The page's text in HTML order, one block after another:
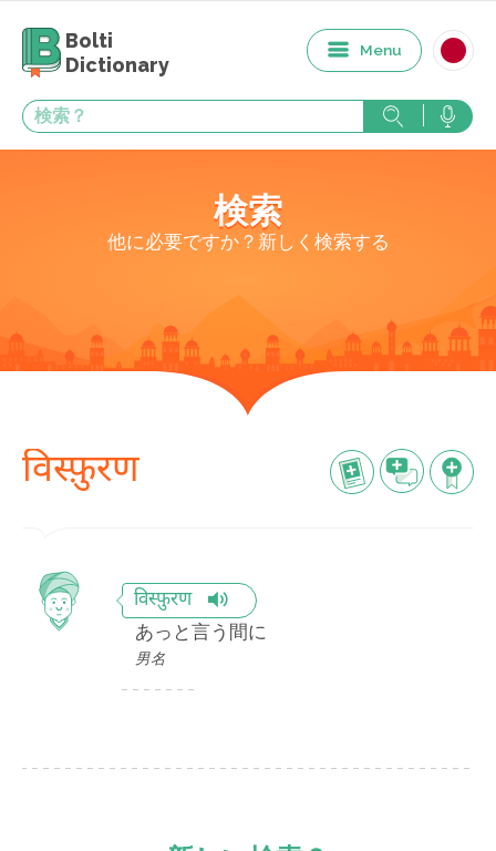
Bolti
Dictionary
Menu
検索
他に必要ですか？新しく検索する
विस्फ़ुरण
विस्फ़ुरण
あっと言う間に
男名